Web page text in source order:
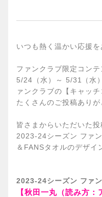
いつも熱く温かい応援を
ファンクラブ限定コン
5/24（水）～ 5/31（水
ァンクラブの【キャッ
たくさんのご投稿ありが
皆さまからいただいた投
2023-24シーズン ファ
＆FANSタオルのデザイ
2023-24シーズン ファ
【秋田一丸（読み方：